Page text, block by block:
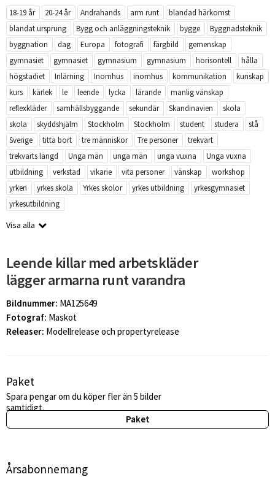
18-19 år
20-24 år Andrahands arm runt
blandad härkomst
blandat ursprung
Bygg och anläggningsteknik bygge
Byggnadsteknik
byggnation
dag Europa fotografi färgbild
gemenskap
gymnasiet
gymnasiet gymnasium gymnasium horisontell
hålla
högstadiet
Inlärning Inomhus inomhus kommunikation
kunskap
kurs
kärlek le leende lycka lärande
manlig vänskap
reflexkläder
samhällsbyggande sekundär Skandinavien
skola
skola
skyddshjälm Stockholm Stockholm student studera
stå
Sverige
titta bort tre människor Tre personer
trekvart
trekvarts längd
Unga män unga män unga vuxna
Unga vuxna
utbildning
verkstad vikarie vita personer vänskap
workshop
yrken
yrkes skola Yrkes skolor yrkes utbildning
yrkesgymnasiet
yrkesutbildning
Visa alla
Leende killar med arbetskläder
lägger armarna runt varandra
Bildnummer: MA125649
Fotograf: Maskot
Releaser: Modellrelease och propertyrelease
Paket
Spara pengar om du köper fler än 5 bilder
samtidigt.
Paket
Årsabonnemang